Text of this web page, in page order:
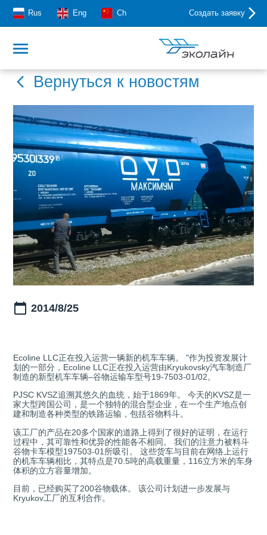
Rus Eng Ch Создать заявку
Вернуться к новостям
2014/8/25
Ecoline LLC正在投入运营一辆新的机车车辆。 "作为投资发展计
划的一部分，Ecoline LLC正在投入运营由Kryukovsky汽车制造厂
制造的新型机车车辆–谷物运输车型号19-7503-01/02。
PJSC KVSZ追溯其悠久的血统，始于1869年。 今天的KVSZ是一
家大型跨国公司，是一个独特的混合型企业，在一个生产地点创
建和制造各种类型的铁路运输，包括谷物料斗。
该工厂的产品在20多个国家的道路上得到了很好的证明，在运行
过程中，其可靠性和优异的性能各不相同。 我们的注意力被料斗
谷物卡车模型197503-01所吸引。 这些货车与目前在网络上运行
的机车车辆相比，其特点是70.5吨的高载重量，116立方米的车身
体积的立方容量增加。
目前，已经购买了200谷物载体。 该公司计划进一步发展与
Kryukov工厂的互利合作。